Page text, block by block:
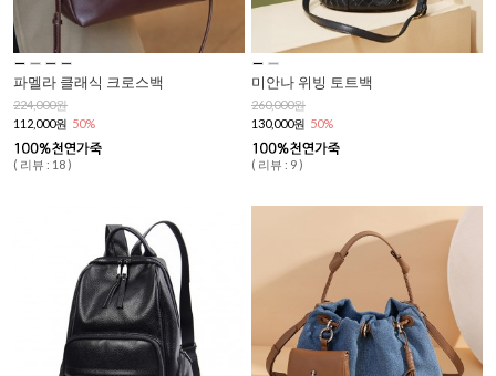
파멜라 클래식 크로스백
224,000원
112,000원 50%
( 리뷰 : 18 )
미안나 위빙 토트백
260,000원
130,000원 50%
( 리뷰 : 9 )